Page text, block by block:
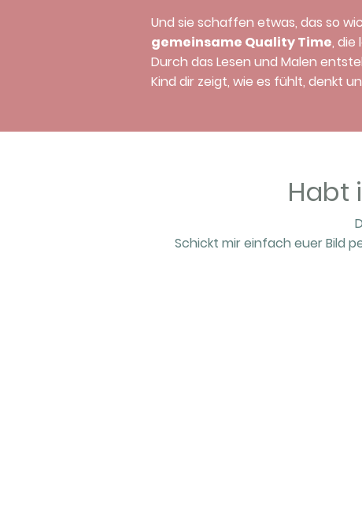
Und sie schaffen etwas, das so
gemeinsame Quality Time, die
Durch das Lesen und Malen
Kind dir zeigt, wie es fühlt, denkt
Habt
Schickt mir einfach euer Bild